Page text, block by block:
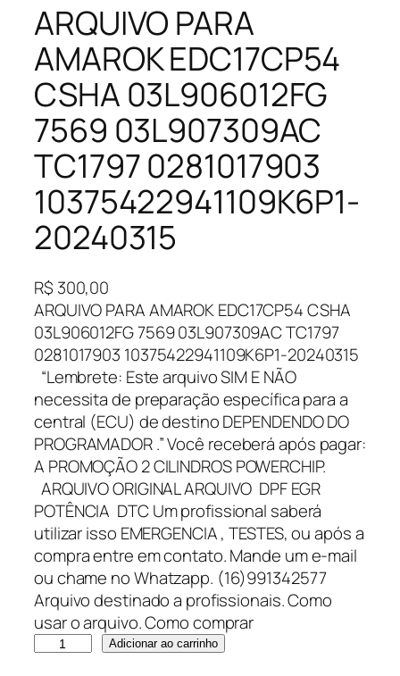
ARQUIVO PARA
AMAROK EDC17CP54
CSHA 03L906012FG
7569 03L907309AC
TC1797 0281017903
10375422941109K6P1-
20240315
R$ 300,00
ARQUIVO PARA AMAROK EDC17CP54 CSHA
03L906012FG 7569 03L907309AC TC1797
0281017903 10375422941109K6P1-20240315
“Lembrete: Este arquivo SIM E NÃO
necessita de preparação específica para a
central (ECU) de destino DEPENDENDO DO
PROGRAMADOR .” Você receberá após pagar:
A PROMOÇÃO 2 CILINDROS POWERCHIP.
ARQUIVO ORIGINAL ARQUIVO DPF EGR
POTÊNCIA DTC Um profissional saberá
utilizar isso EMERGENCIA , TESTES, ou após a
compra entre em contato. Mande um e-mail
ou chame no Whatzapp. (16)991342577
Arquivo destinado a profissionais. Como
usar o arquivo. Como comprar
Adicionar ao carrinho